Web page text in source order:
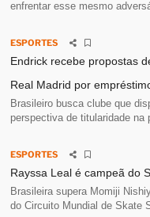
enfrentar esse mesmo
ESPORTES
Endrick recebe propostas
Real Madrid por
Brasileiro busca clube que
perspectiva de titularidade na
ESPORTES
Rayssa Leal é campeã do
Brasileira supera Momiji
do Circuito Mundial de Skate